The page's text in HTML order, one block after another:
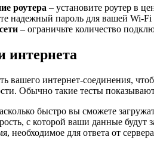
роутера – установите роутер в
надежный пароль для вашей Wi-
– ограничьте количество
интернета
вашего интернет-соединения,
Обычно такие тесты
быстро вы сможете
с которой ваши данные будут
необходимое для ответа от